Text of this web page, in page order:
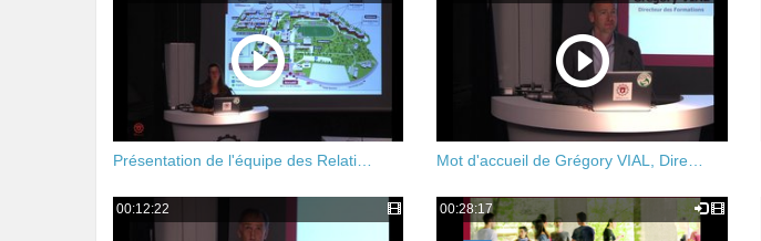
Présentation de l'équipe des Relati… Mot d'accueil de Grégory VIAL, Dire…
00:12:22 00:28:17